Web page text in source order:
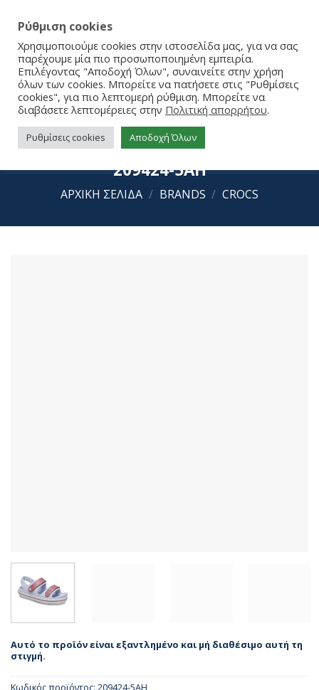
Crocs Crocband Cruiser Sandal T
209424-5AH
ΑΡΧΙΚΉ ΣΕΛΊΔΑ / BRANDS / CROCS
Αυτό το προϊόν είναι εξαντλημένο και μή διαθέσιμο αυτή τη
στιγμή.
Ρύθμιση cookies
Χρησιμοποιούμε cookies στην ιστοσελίδα μας, για να σας
παρέχουμε μία πιο προσωποποιημένη εμπειρία.
Επιλέγοντας "Αποδοχή Όλων", συναινείτε στην χρήση
όλων των cookies. Μπορείτε να πατήσετε στις "Ρυθμίσεις
cookies", για πιο λεπτομερή ρύθμιση. Μπορείτε να
διαβάσετε λεπτομέρειες στην Πολιτική απορρήτου.
Ρυθμίσεις cookies Αποδοχή Όλων